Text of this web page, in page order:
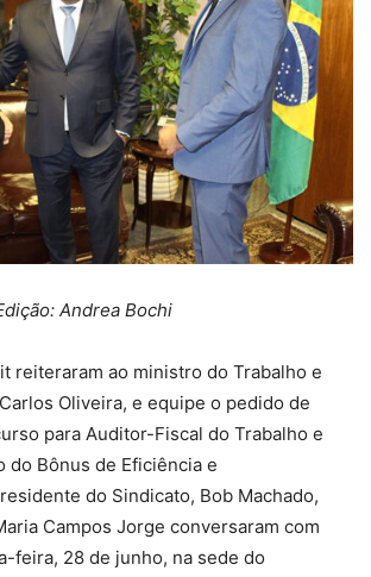
Andrea Bochi
reiteraram ao ministro do Trabalho e
Oliveira, e equipe o pedido de
para Auditor-Fiscal do Trabalho e
do Bônus de Eficiência e
do Sindicato, Bob Machado,
Campos Jorge conversaram com
feira, 28 de junho, na sede do